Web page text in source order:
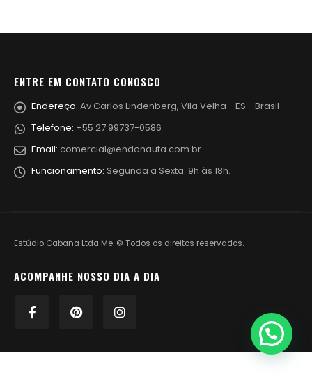
ENTRE EM CONTATO CONOSCO
Endereço: Av Carlos Lindenberg, Vila Velha - ES - Brasil
Telefone: +55 27 99737-0586
Email: comercial@endonauta.com.br
Funcionamento: Segunda a Sexta: 9h às 18h.
Estúdio Cabana Ltda Me. © Todos os direitos reservados.
ACOMPANHE NOSSO DIA A DIA